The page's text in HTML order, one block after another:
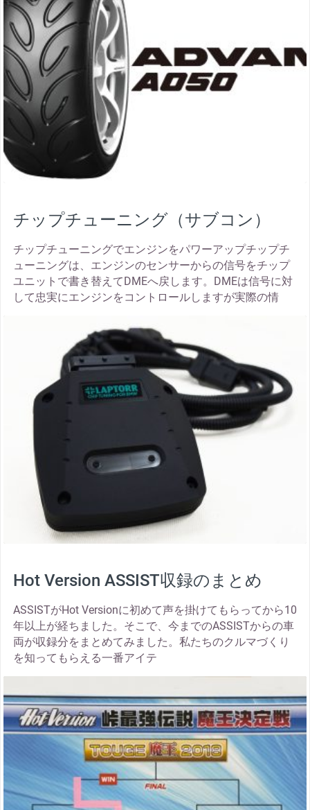
チップチューニング（サブコン）
チップチューニングでエンジンをパワーアップチップチ
ューニングは、エンジンのセンサーからの信号をチップ
ユニットで書き替えてDMEへ戻します。DMEは信号に対
して忠実にエンジンをコントロールしますが実際の情
Hot Version ASSIST収録のまとめ
ASSISTがHot Versionに初めて声を掛けてもらってから10
年以上が経ちました。そこで、今までのASSISTからの車
両が収録分をまとめてみました。私たちのクルマづくり
を知ってもらえる一番アイテ